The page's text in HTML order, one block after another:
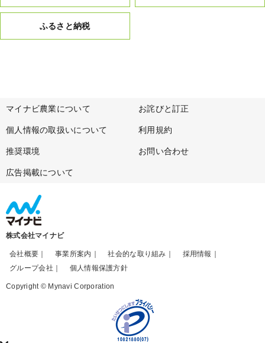
ふるさと納税
マイナビ農業について お詫びと訂正
個人情報の取扱いについて 利用規約
推奨環境 お問い合わせ
広告掲載について
株式会社マイナビ
会社概要 事業所案内 社会的な取り組み
採用情報
グループ会社
個人情報保護方針
Copyright © Mynavi Corporation